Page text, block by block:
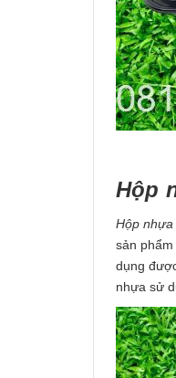
Hộp
Hộp
sản
dụng
nhựa sử